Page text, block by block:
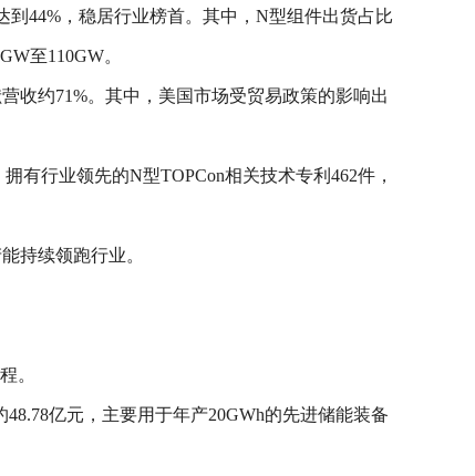
44%，稳居行业榜首。其中，N型组件出货占比
至110GW。
收约71%。其中，美国市场受贸易政策的影响出
有行业领先的N型TOPCon相关技术专利462件，
持续领跑行业。
。
亿元，主要用于年产20GWh的先进储能装备